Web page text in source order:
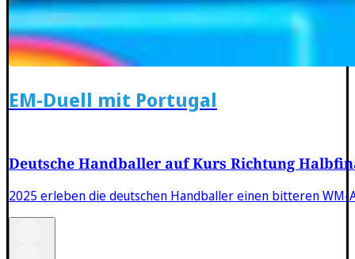
EM-Duell mit Portugal
Deutsche Handballer auf Kurs Richtung
2025 erleben die deutschen Handballer einen bitteren